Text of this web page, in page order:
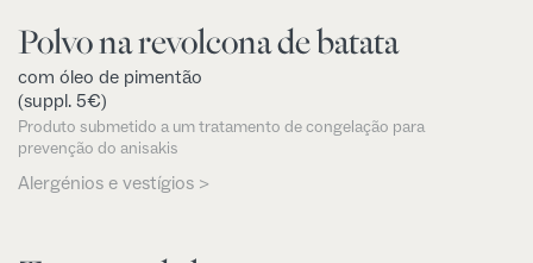
Polvo na revolcona de batata
com óleo de pimentão
(suppl. 5€)
Produto submetido a um tratamento de congelação para
prevenção do anisakis
Alergénios e vestígios >